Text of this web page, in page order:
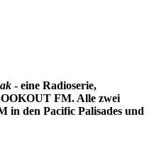
- eine Radioserie,
FM. Alle zwei
in den Pacific Palisades und